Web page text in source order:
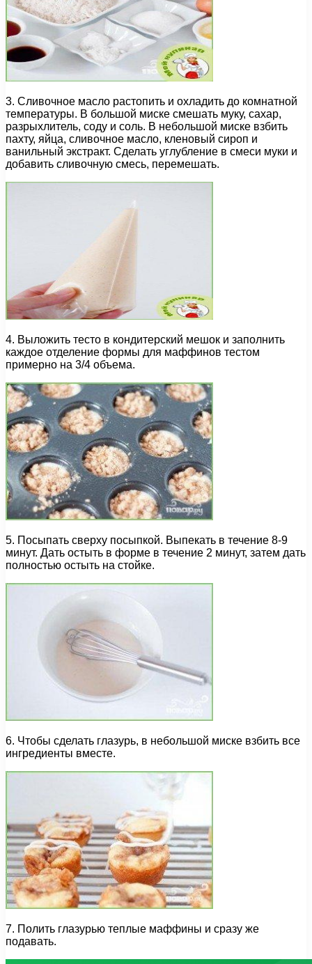
3. Сливочное масло растопить и охладить до комнатной
температуры. В большой миске смешать муку, сахар,
разрыхлитель, соду и соль. В небольшой миске взбить
пахту, яйца, сливочное масло, кленовый сироп и
ванильный экстракт. Сделать углубление в смеси муки и
добавить сливочную смесь, перемешать.
4. Выложить тесто в кондитерский мешок и заполнить
каждое отделение формы для маффинов тестом
примерно на 3/4 объема.
5. Посыпать сверху посыпкой. Выпекать в течение 8-9
минут. Дать остыть в форме в течение 2 минут, затем дать
полностью остыть на стойке.
6. Чтобы сделать глазурь, в небольшой миске взбить все
ингредиенты вместе.
7. Полить глазурью теплые маффины и сразу же
подавать.